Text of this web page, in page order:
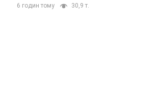
6 годин тому 30,9 т.